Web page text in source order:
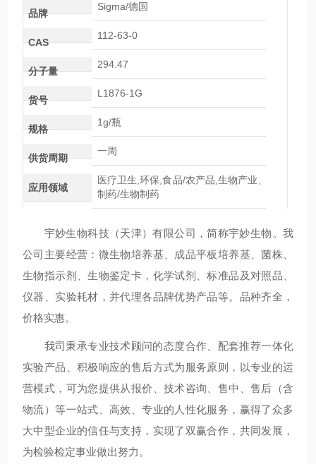
品牌
Sigma/德国
CAS
112-63-0
分子量
294.47
货号
L1876-1G
规格
1g/瓶
供货周期
一周
应用领域
医疗卫生,环保,食品/农产品,生物产业,
制药/生物制药
宇妙生物科技（天津）有限公司，简称宇妙生物。我
公司主要经营：微生物培养基、成品平板培养基、菌株、
生物指示剂、生物鉴定卡，化学试剂、标准品及对照品、
仪器、实验耗材，并代理各品牌优势产品等。品种齐全，
价格实惠。
我司秉承专业技术顾问的态度合作、配套推荐一体化
实验产品、积极响应的售后方式为服务原则，以专业的运
营模式，可为您提供从报价、技术咨询、售中、售后（含
物流）等一站式、高效、专业的人性化服务，赢得了众多
大中型企业的信任与支持，实现了双赢合作，共同发展，
为检验检定事业做出努力。